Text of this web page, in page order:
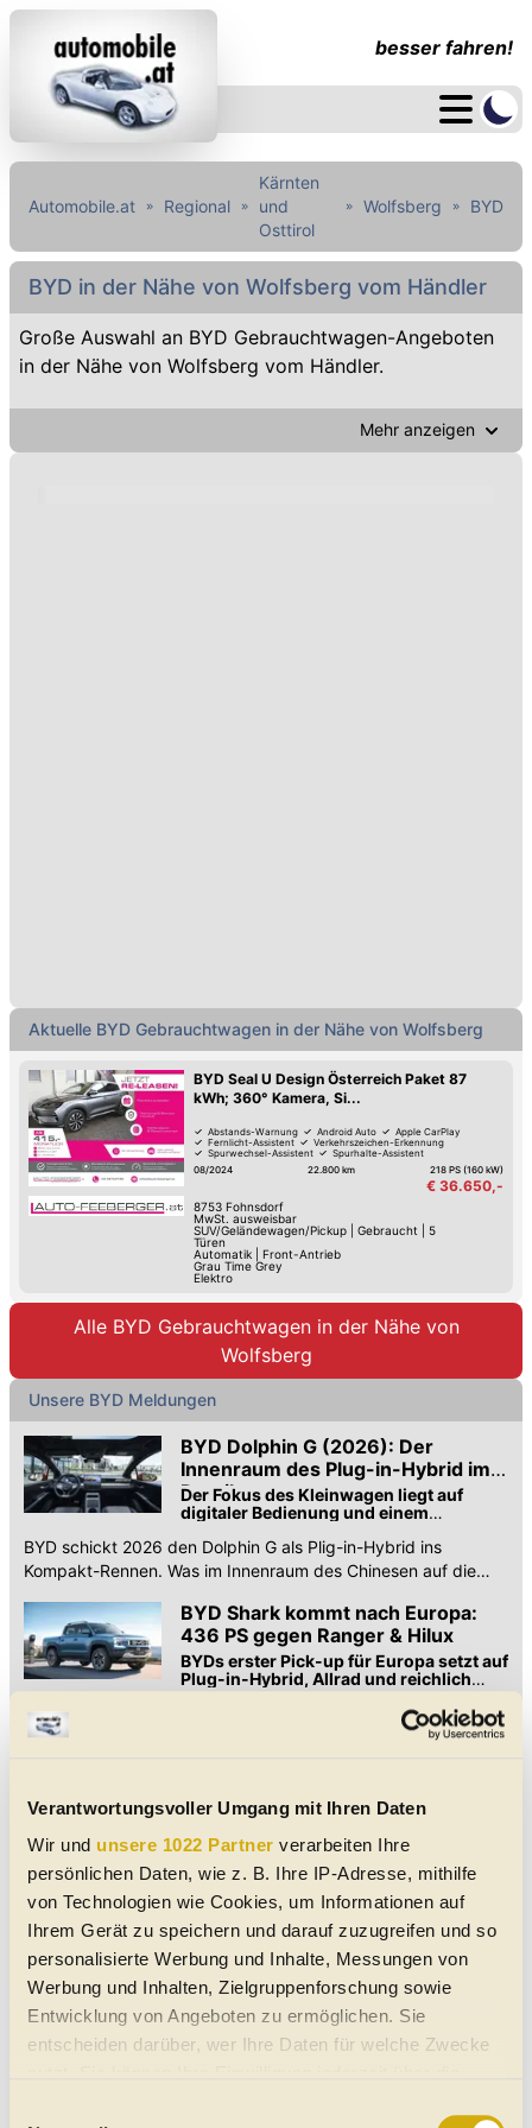
Verantwortungsvoller Umgang mit Ihren Daten
Wir und unsere 1022 Partner verarbeiten Ihre
persönlichen Daten, wie z. B. Ihre IP-Adresse, mithilfe
von Technologien wie Cookies, um Informationen auf
Ihrem Gerät zu speichern und darauf zuzugreifen und so
personalisierte Werbung und Inhalte, Messungen von
Werbung und Inhalten, Zielgruppenforschung sowie
Entwicklung von Angeboten zu ermöglichen. Sie
entscheiden darüber, wer Ihre Daten für welche Zwecke
besser fahren!
Automobile.at Regional
Kärnten
und
Osttirol
Wolfsberg BYD
BYD in der Nähe von Wolfsberg vom Händler
Große Auswahl an BYD Gebrauchtwagen-Angeboten
in der Nähe von Wolfsberg vom Händler.
Mehr anzeigen
Aktuelle BYD Gebrauchtwagen in der Nähe von Wolfsberg
BYD Seal U Design Österreich Paket 87
kWh; 360° Kamera, Si...
Abstands-Warnung Android Auto
Apple CarPlay
Fernlicht-Assistent
Verkehrszeichen-Erkennung
Spurwechsel-Assistent
Spurhalte-Assistent
Hochwertiges Sound-System
08/2024 22.800 km 218 PS (160 kW)
€ 36.650,-
8753 Fohnsdorf
MwSt. ausweisbar
SUV/Geländewagen/Pickup| Gebraucht
5
Türen
Automatik| Front-Antrieb
Grau Time Grey
Elektro
Alle BYD Gebrauchtwagen in der Nähe von
Wolfsberg
Unsere BYD Meldungen
BYD Dolphin G (2026): Der
Innenraum des Plug-in-Hybrid im
Detail
Der Fokus des Kleinwagen liegt auf
digitaler Bedienung und einem
BYD schickt 2026 den Dolphin G als Plig-in-Hybrid ins
Kompakt-Rennen. Was im Innenraum des Chinesen auf die
BYD Shark kommt nach Europa:
436 PS gegen Ranger & Hilux
BYDs erster Pick-up für Europa setzt auf
Plug-in-Hybrid, Allrad und reichlich
Ausstattung
Der BYD Shark startet als Plug-in-Hybrid-Pick-up mit 436 PS,
90 km E-Reichweite, Allrad und viel Ausstattung. Preislich
Gegner mit Plug-in-Hybrid im Test
den neuen Herausforderer in der
Kleinwagenklasse. Mit Super-Hybrid
setzt er ein Zeichen ...
Alle Details zum neuen BYD Dolphin G DM-i. Der kompakte
Hybrid kommt mit bis zu 105 Kilometern elektrischer
Reichweite nach Europa.
BYD Great Han: Erste Bilder des
neuen Premium-Flaggschiffs
Die aerodynamische Mittelklasse-
Limousine aus China startet noch 2026
mit moderner Batterietechnik und hoher
Reichweite
Der neue BYD Great Han zeigt sich erstmals. Die elegante
BYD Atto 3 Evo (2026) Launch und